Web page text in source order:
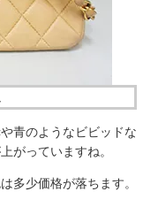
青のようなビビッドな
がっていますね。
多少価格が落ちます。